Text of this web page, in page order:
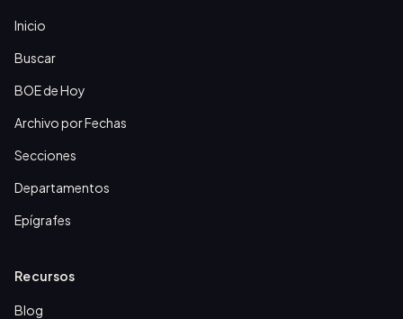
Inicio
Buscar
BOE de Hoy
Archivo por Fechas
Secciones
Departamentos
Epígrafes
Recursos
Blog